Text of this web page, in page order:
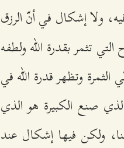
ولا إشكال في أنّ الرزق
تثمر بقدرة الله ولطفه
وتظهر قدرة الله في
صنع الكبيرة هو الذي
ولكن فيها إشكال عند